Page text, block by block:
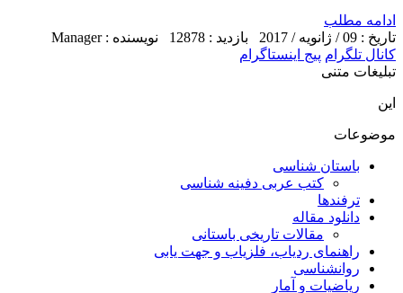
ادامه مطلب
تاریخ : 09 / ژانویه / 2017
بازدید : 12878
نویسنده : Manager
کانال تلگرام پیج اینستاگرام
تبلیغات متنی
این
موضوعات
باستان شناسی
کتب عربی دفینه شناسی
ترفندها
دانلود مقاله
مقالات تاریخی باستانی
راهنمای ردیاب، فلزیاب و جهت یابی
روانشناسی
ریاضیات و آمار